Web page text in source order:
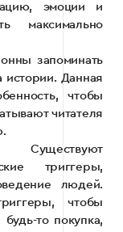
эмоции и
максимально
запоминать
истории. Данная
чтобы
читателя
Существуют
триггеры,
людей.
чтобы
то покупка,